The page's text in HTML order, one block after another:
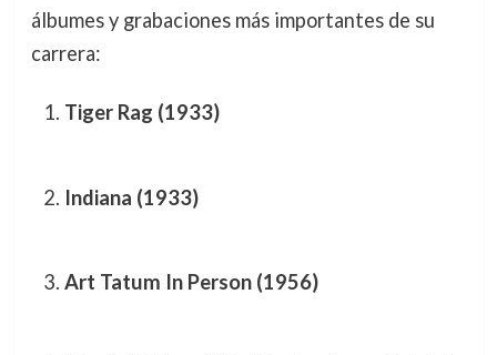
álbumes y grabaciones más importantes de su
carrera:
Tiger Rag (1933)
Indiana (1933)
Art Tatum In Person (1956)